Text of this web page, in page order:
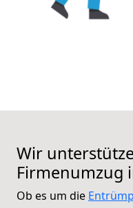
Wir
Firmenumzug
Ob es um die